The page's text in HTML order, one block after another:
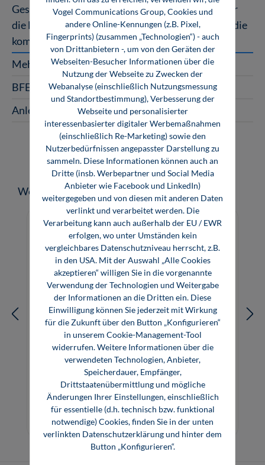
Gesellenangebot Alle 23 BFE-Lernprogramme für
die Elektrotechnik zum Vorzugspreis Nutzen Sie die
komplette Lernprogramm-Reih…Mehr
Mehrplatzlizenzen
BFE-Oldenburg
Anleitung
Produktgalerie überspringen
Weitere Medien zum Thema
Grundlagen der technischen Mathematik
(Software)
22,00 €*
Online, Download
Vogel Communications Group, Cookies und
andere Online-Kennungen (z.B. Pixel,
Fingerprints) (zusammen „Technologien“) - auch
von Drittanbietern -, um von den Geräten der
Webseiten-Besucher Informationen über die
Nutzung der Webseite zu Zwecken der
Webanalyse (einschließlich Nutzungsmessung
und Standortbestimmung), Verbesserung der
Webseite und personalisierter
interessenbasierter digitaler Werbemaßnahmen
(einschließlich Re-Marketing) sowie den
Nutzerbedürfnissen angepasster Darstellung zu
sammeln. Diese Informationen können auch an
Dritte (insb. Werbepartner und Social Media
Anbieter wie Facebook und LinkedIn)
weitergegeben und von diesen mit anderen Daten
verlinkt und verarbeitet werden. Die
Verarbeitung kann auch außerhalb der EU / EWR
erfolgen, wo unter Umständen kein
vergleichbares Datenschutzniveau herrscht, z.B.
in den USA. Mit der Auswahl „Alle Cookies
akzeptieren“ willigen Sie in die vorgenannte
Verwendung der Technologien und Weitergabe
der Informationen an die Dritten ein. Diese
Einwilligung können Sie jederzeit mit Wirkung
für die Zukunft über den Button „Konfigurieren“
in unserem Cookie-Management-Tool
widerrufen. Weitere Informationen über die
verwendeten Technologien, Anbieter,
Speicherdauer, Empfänger,
Drittstaatenübermittlung und mögliche
Änderungen Ihrer Einstellungen, einschließlich
für essentielle (d.h. technisch bzw. funktional
notwendige) Cookies, finden Sie in der unten
verlinkten Datenschutzerklärung und hinter dem
Button „Konfigurieren“.